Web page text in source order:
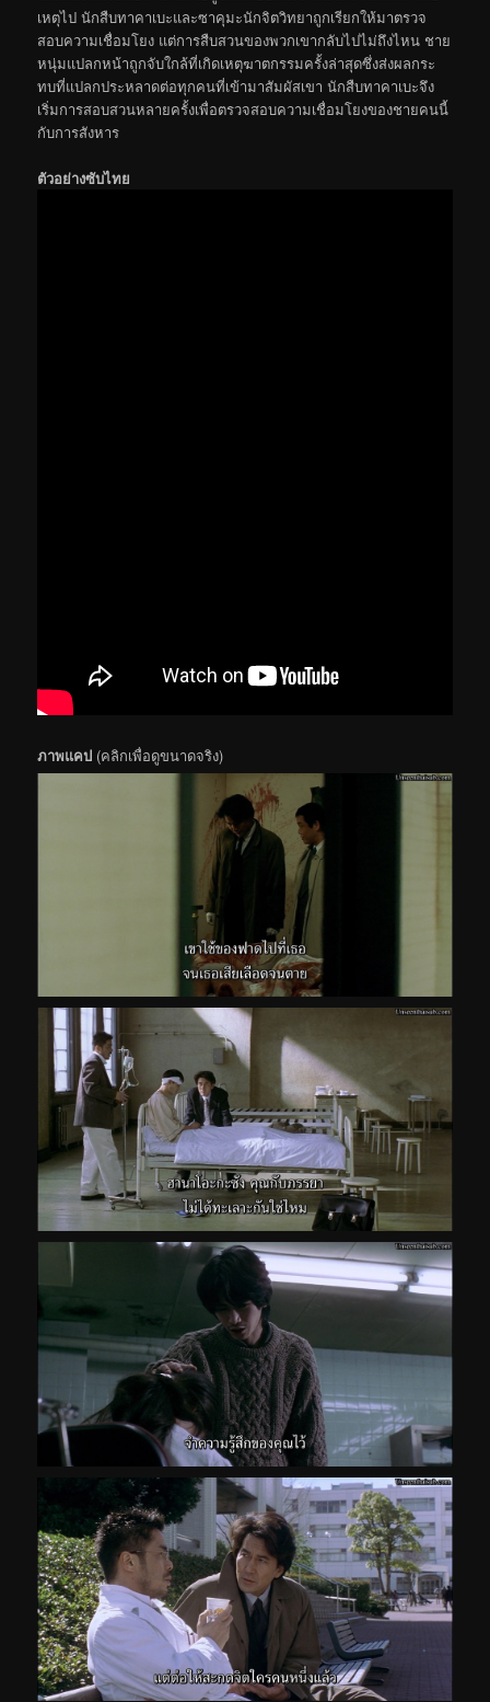
เหตุไป นักสืบทาคาเบะและซาคุมะนักจิตวิทยาถูกเรียกให้มาตรวจ
สอบความเชื่อมโยง แต่การสืบสวนของพวกเขากลับไปไม่ถึงไหน ชาย
หนุ่มแปลกหน้าถูกจับใกล้ที่เกิดเหตุฆาตกรรมครั้งล่าสุดซึ่งส่งผลกระ
ทบที่แปลกประหลาดต่อทุกคนที่เข้ามาสัมผัสเขา นักสืบทาคาเบะจึง
เริ่มการสอบสวนหลายครั้งเพื่อตรวจสอบความเชื่อมโยงของชายคนนี้
กับการสังหาร
ตัวอย่างซับไทย
ภาพแคป (คลิกเพื่อดูขนาดจริง)